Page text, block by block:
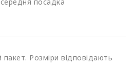
Розміри відповідають